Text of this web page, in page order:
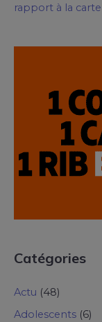
rapport à la
Catégories
Actu (48)
Adolescents (6)